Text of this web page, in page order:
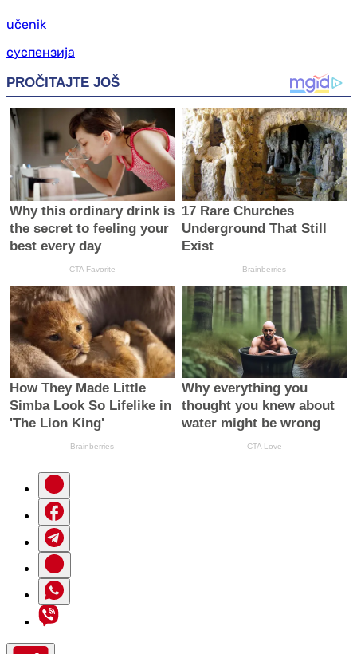
učenik
суспензија